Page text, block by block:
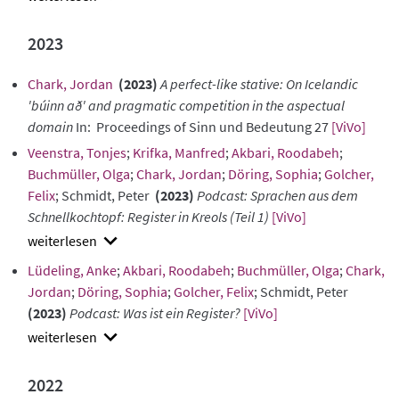
show
2023
Chark, Jordan (2023) A perfect-like stative: On Icelandic
'búinn að' and pragmatic competition in the aspectual
domain In: Proceedings of Sinn und Bedeutung 27 [ViVo]
Veenstra, Tonjes; Krifka, Manfred;Akbari, Roodabeh;
Buchmüller, Olga;Chark, Jordan; Döring, Sophia;Golcher,
Felix; Schmidt, Peter (2023) Podcast: Sprachen aus dem
Schnellkochtopf: Register in Kreols (Teil 1) [ViVo]
show
abstract
Lüdeling, Anke; Akbari, Roodabeh; Buchmüller, Olga; Chark,
Jordan; Döring, Sophia; Golcher, Felix; Schmidt, Peter
(2023) Podcast: Was ist ein Register? [ViVo]
show
2022